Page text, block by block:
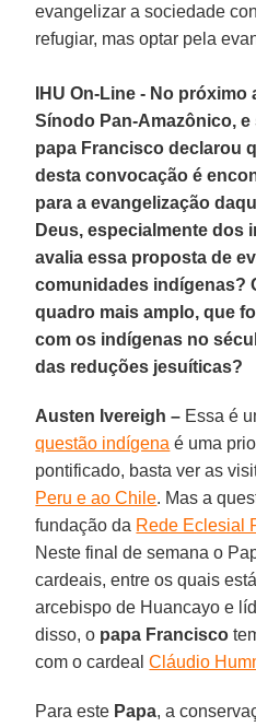
evangelizar a sociedade
refugiar, mas optar pela
IHU On-Line - No
Sínodo Pan-Amazônico,
papa Francisco declarou
desta convocação é
para a evangelização
Deus, especialmente dos
avalia essa proposta de
comunidades indígenas?
quadro mais amplo, que
com os indígenas no
das reduções jesuíticas?
Austen Ivereigh – Essa é
questão indígena é uma
pontificado, basta ver as
Peru e ao Chile. Mas a
fundação da Rede Eclesial
Neste final de semana o
cardeais, entre os quais está
arcebispo de Huancayo e
disso, o papa Francisco
com o cardealCláudio
Para este Papa, a